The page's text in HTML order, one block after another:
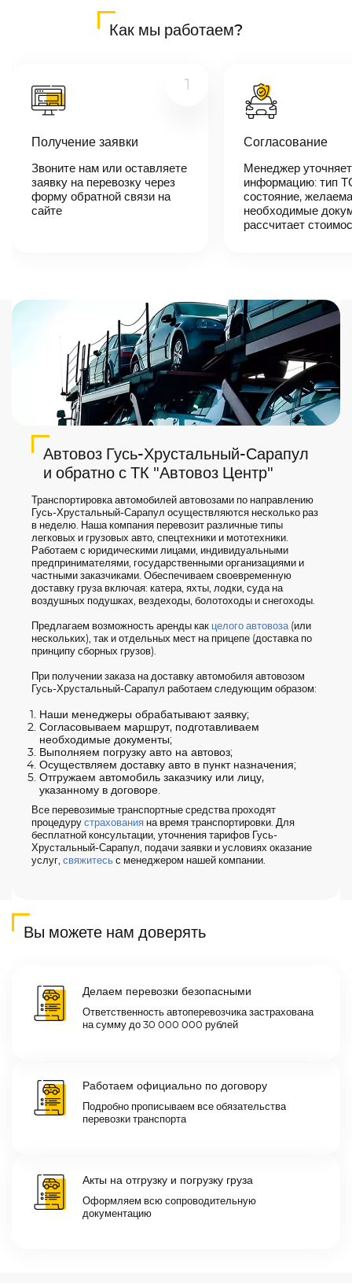
менеджер-
свяжется с
вами,
согласует
детали
автоперевозки,
Как мы работаем?
1
Получение заявки
Звоните нам или оставляете
заявку на перевозку через
форму обратной связи на
сайте
Согласование
Менеджер уточняет
информацию: тип
состояние,
необходимые
рассчитает
Автовоз Гусь-Хрустальный-Сарапул
и обратно с ТК "Автовоз Центр"
Транспортировка автомобилей автовозами по направлению
Гусь-Хрустальный-Сарапул осуществляются несколько раз
в неделю. Наша компания перевозит различные типы
легковых и грузовых авто, спецтехники и мототехники.
Работаем с юридическими лицами, индивидуальными
предпринимателями, государственными организациями и
частными заказчиками. Обеспечиваем своевременную
доставку груза включая: катера, яхты, лодки, суда на
воздушных подушках, вездеходы, болотоходы и снегоходы.
Предлагаем возможность аренды как целого автовоза(или
нескольких), так и отдельных мест на прицепе (доставка по
принципу сборных грузов).
При получении заказа на доставку автомобиля автовозом
Гусь-Хрустальный-Сарапул работаем следующим образом:
Наши менеджеры обрабатывают заявку;
Согласовываем маршрут, подготавливаем
необходимые документы;
Выполняем погрузку авто на автовоз;
Осуществляем доставку авто в пункт назначения;
Отгружаем автомобиль заказчику или лицу,
указанному в договоре.
Все перевозимые транспортные средства проходят
процедуру страхования на время транспортировки. Для
бесплатной консультации, уточнения тарифов Гусь-
Хрустальный-Сарапул, подачи заявки и условиях оказание
услуг, свяжитесь с менеджером нашей компании.
Вы можете нам доверять
Делаем перевозки безопасными
Ответственность автоперевозчика застрахована
на сумму до 30 000 000 рублей
Работаем официально по договору
Подробно прописываем все обязательства
перевозки транспорта
Акты на отгрузку и погрузку груза
Оформляем всю сопроводительную
документацию